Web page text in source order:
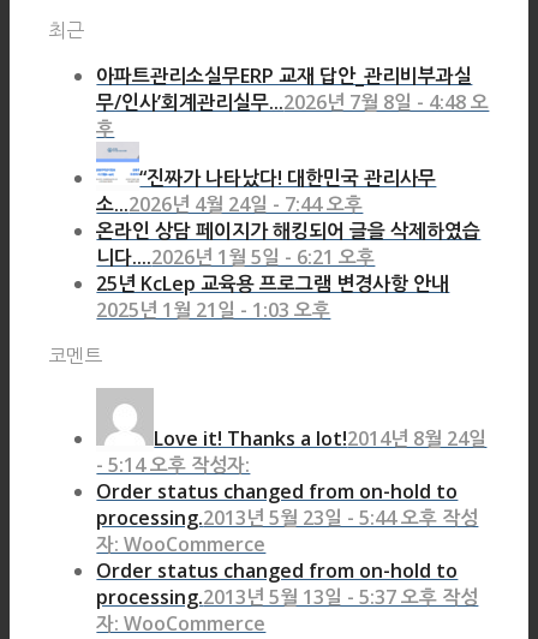
최근
아파트관리소실무ERP 교재 답안_관리비부과실
무/인사’회계관리실무...2026년 7월 8일 - 4:48 오
후
“진짜가 나타났다! 대한민국 관리사무
소...2026년 4월 24일 - 7:44 오후
온라인 상담 페이지가 해킹되어 글을 삭제하였습
니다....2026년 1월 5일 - 6:21 오후
25년 KcLep 교육용 프로그램 변경사항 안내
2025년 1월 21일 - 1:03 오후
코멘트
Love it! Thanks a lot!2014년 8월 24일
- 5:14 오후 작성자:
Order status changed from on-hold to
processing.2013년 5월 23일 - 5:44 오후 작성
자: WooCommerce
Order status changed from on-hold to
processing.2013년 5월 13일 - 5:37 오후 작성
자: WooCommerce